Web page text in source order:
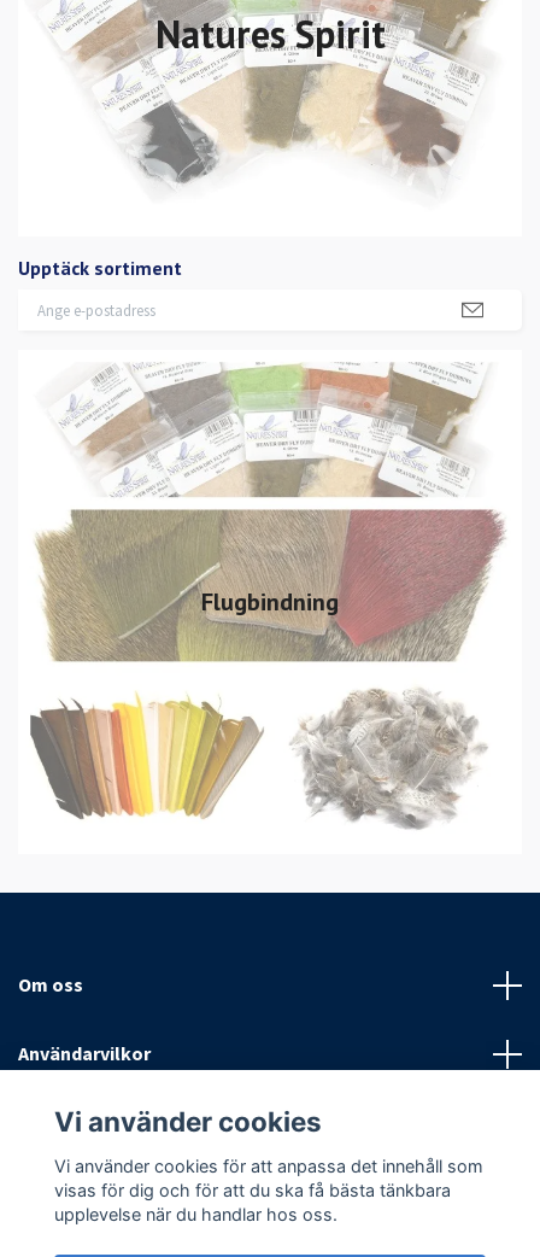
Natures Spirit
Upptäck sortiment
Flugbindning
Om oss
Användarvilkor
Sociala medier
Vi använder cookies
Vi använder cookies för att anpassa det innehåll som
visas för dig och för att du ska få bästa tänkbara
upplevelse när du handlar hos oss.